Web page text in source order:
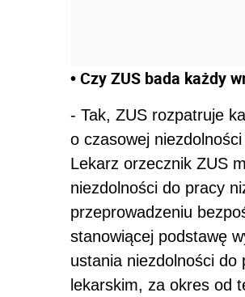
• Czy ZUS bada każdy
- Tak, ZUS rozpatruje
o czasowej
Lekarz orzecznik ZUS
niezdolności do pracy
przeprowadzeniu
stanowiącej podstawę
ustania niezdolności do
lekarskim, za okres od